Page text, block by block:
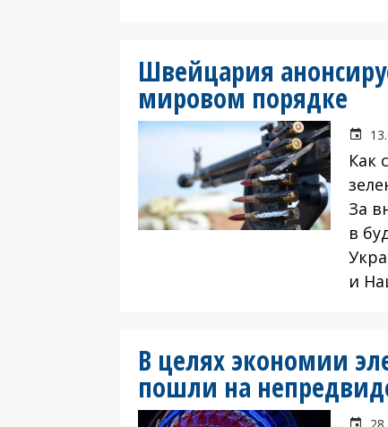
Швейцария
мировом порядке
Как
За
в
и
В целях экономии
пошли на